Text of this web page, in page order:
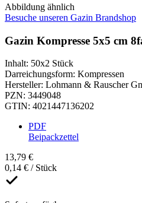
Abbildung ähnlich
Besuche unseren Gazin Brandshop
Gazin Kompresse 5x5 cm
Inhalt: 50x2 Stück
Darreichungsform: Kompressen
Hersteller: Lohmann & Rauscher
PZN: 3449048
GTIN: 4021447136202
PDF
Beipackzettel
13,79 €
0,14 € / Stück